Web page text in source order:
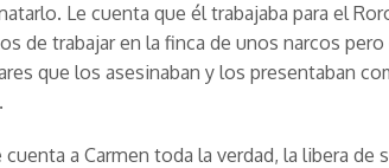
Le cuenta que él trabajaba para el
de trabajar en la finca de unos narcos
que los asesinaban y los presentaban
a Carmen toda la verdad, la libera de